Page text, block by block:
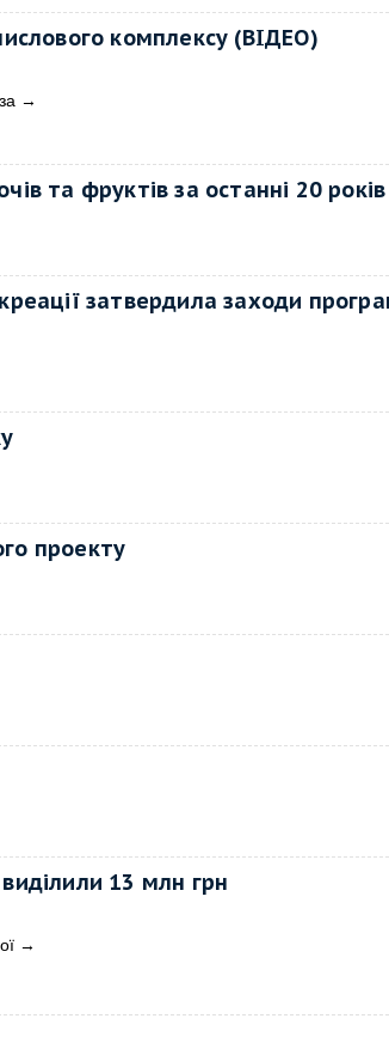
комплексу (ВІДЕО)
→
та фруктів за останні 20 років
затвердила заходи
проекту
13 млн грн
→